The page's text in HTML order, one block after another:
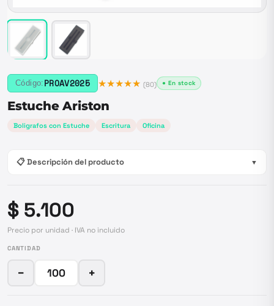
Código: PROAV2025 ★★★★★ (80) ● En stock
Estuche Ariston
Boligrafos con Estuche Escritura Oficina
📋 Descripción del producto ▼
$ 5.100
Precio por unidad · IVA no incluido
CANTIDAD
− +